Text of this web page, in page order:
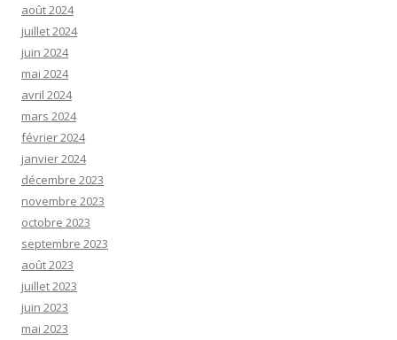
août 2024
juillet 2024
juin 2024
mai 2024
avril 2024
mars 2024
février 2024
janvier 2024
décembre 2023
novembre 2023
octobre 2023
septembre 2023
août 2023
juillet 2023
juin 2023
mai 2023